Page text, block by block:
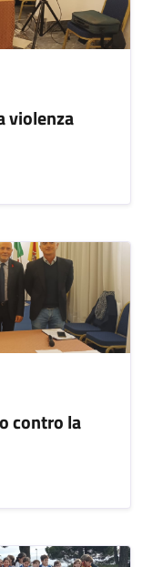
violenza
contro la